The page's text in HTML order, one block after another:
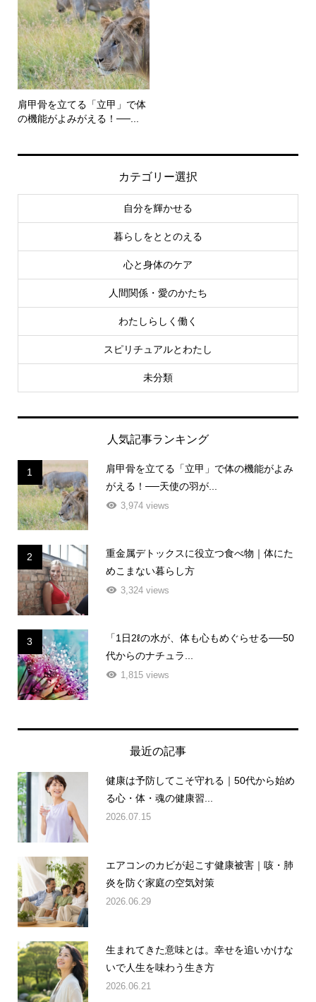
肩甲骨を立てる「立甲」で体
の機能がよみがえる！──...
カテゴリー選択
自分を輝かせる
暮らしをととのえる
心と身体のケア
人間関係・愛のかたち
わたしらしく働く
スピリチュアルとわたし
未分類
人気記事ランキング
1
肩甲骨を立てる「立甲」で体の機能がよみ
がえる！──天使の羽が...
3,974 views
2
重金属デトックスに役立つ食べ物｜体にた
めこまない暮らし方
3,324 views
3
「1日2ℓの水が、体も心もめぐらせる──50
代からのナチュラ...
1,815 views
最近の記事
健康は予防してこそ守れる｜50代から始め
る心・体・魂の健康習...
2026.07.15
エアコンのカビが起こす健康被害｜咳・肺
炎を防ぐ家庭の空気対策
2026.06.29
生まれてきた意味とは。幸せを追いかけな
いで人生を味わう生き方
2026.06.21